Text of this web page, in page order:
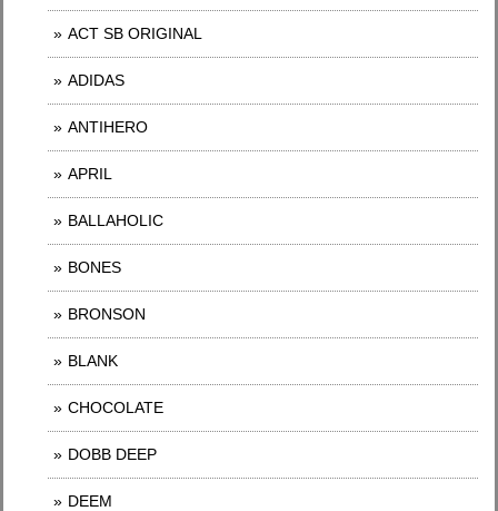
ACT SB ORIGINAL
ADIDAS
ANTIHERO
APRIL
BALLAHOLIC
BONES
BRONSON
BLANK
CHOCOLATE
DOBB DEEP
DEEM